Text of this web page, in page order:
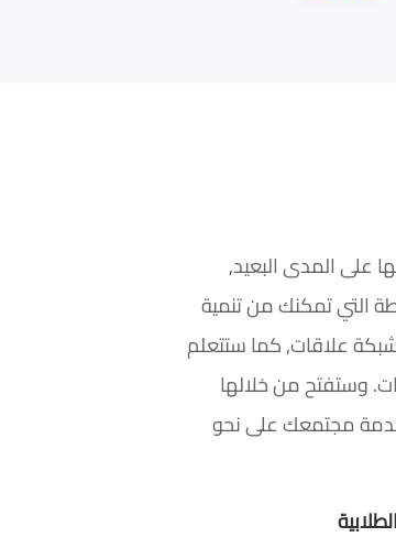
على المدى البعيد,
التي تمكنك من تنمية
علاقات, كما ستتعلم
وستفتح من خلالها
مجتمعك على نحو